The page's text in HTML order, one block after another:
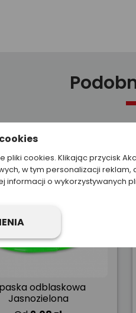
odblaskowa
Jasnozielona
pliki cookies. Klikając przycisk
w tym personalizacji reklam,
informacji o wykorzystywanych